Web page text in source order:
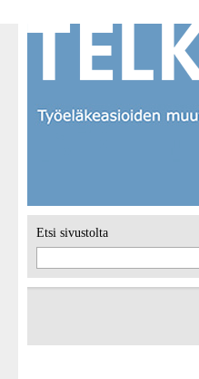
Etsi sivustolta